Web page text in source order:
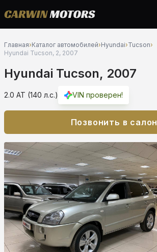
Главная›Каталог автомобилей›Hyundai›Tucson›
Hyundai Tucson, 2, 2007
Hyundai Tucson, 2007
2.0 AT (140 л.с.) VIN проверен!
Позвонить в салон